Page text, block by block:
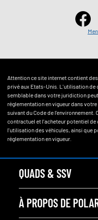
Attention ce site internet contient
privé aux Etats-Unis. L'utilisation de
semblable dans votre juridiction
réglementation en vigueur dans
suivant du Code de l'environnement.
contractuel et l'acheteur potentiel de
l'utilisation des véhicules, ainsi que
réglementation en vigueur.
QUADS & SSV
À PROPOS DE